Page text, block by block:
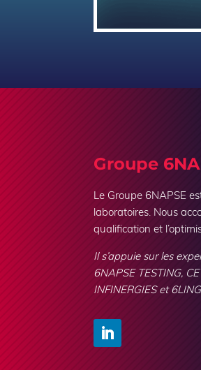
Groupe
Le Groupe 6NAPSE
laboratoires. Nous
qualification et
Il s’appuie sur les
6NAPSE TESTING,
INFINERGIES et